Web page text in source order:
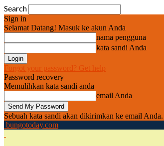
Search
Sign in
Selamat Datang! Masuk ke akun Anda
nama pengguna
kata sandi Anda
Forgot your password? Get help
Password recovery
Memulihkan kata sandi anda
email Anda
Sebuah kata sandi akan dikirimkan ke email Anda.
bungotoday.com